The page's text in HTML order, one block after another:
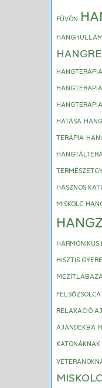
FÜVÖN
HATÁSA
TERÁPIA
HASZNOS
MISKOLC
HARMÓNIKUS
HISZTIS
RELAXÁCIÓ
AJÁNDÉKBA
KATONÁKNAK
MISKOLC